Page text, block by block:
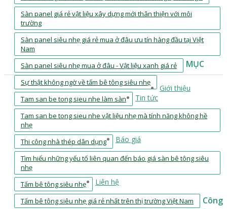
Sàn panel giá rẻ vật liệu xây dựng mới thân thiện với môi
trường
Sàn panel siêu nhẹ giá rẻ mua ở đâu ưu tín hàng đầu tại Việt
Nam
Sàn panel siêu nhẹ mua ở đâu - Vật liệu xanh giá rẻ
Sự thật không ngờ về tấm bê tông siêu nhẹ
Tam san be tong sieu nhe làm sàn
Tam san be tong sieu nhe vật liệu nhẹ mà tính năng không hề
nhẹ
Thi công nhà thép dân dụng
Tìm hiểu những yếu tố liên quan đến báo giá sàn bê tông siêu
nhẹ
Tấm bê tông siêu nhẹ
Tấm bê tông siêu nhẹ giá rẻ nhất trên thị trường Việt Nam
MỤC
Giới thiệu
Tin tức
Báo giá
Liên hệ
Công